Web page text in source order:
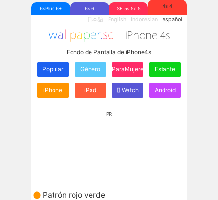
6sPlus 6+ 6s 6 SE 5s 5c 5 4s 4
日本語 English Indonesian español
Fondo de Pantalla de iPhone4s
Popular Género ParaMujeres Estante
iPhone iPad Watch Android
PR
Patrón rojo verde